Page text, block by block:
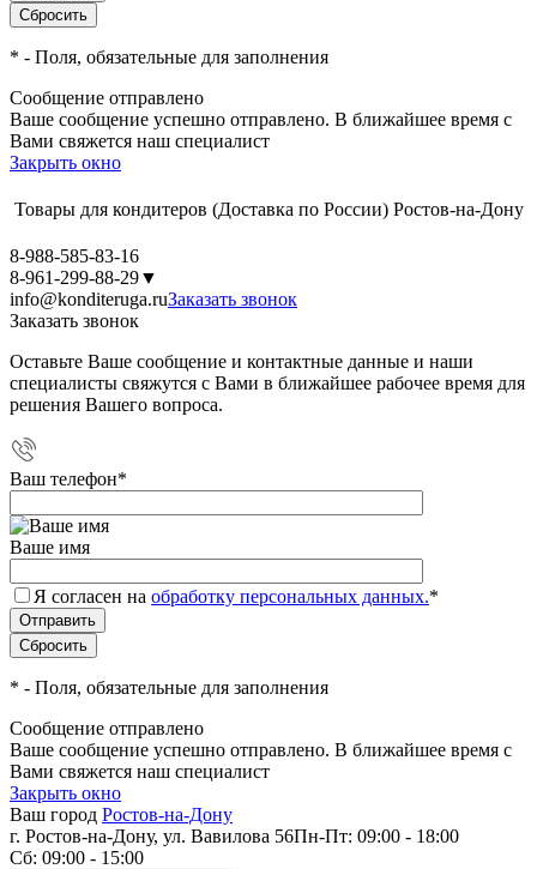
* - Поля, обязательные для заполнения
Сообщение отправлено
Ваше сообщение успешно отправлено. В ближайшее время с
Вами свяжется наш специалист
Закрыть окно
Товары для кондитеров (Доставка по России) Ростов-на-Дону
8-988-585-83-16
8-961-299-88-29▼
info@konditeruga.ruЗаказать звонок
Заказать звонок
Оставьте Ваше сообщение и контактные данные и наши
специалисты свяжутся с Вами в ближайшее рабочее время для
решения Вашего вопроса.
Ваш телефон*
Ваше имя
Я согласен на обработку персональных данных.*
* - Поля, обязательные для заполнения
Сообщение отправлено
Ваше сообщение успешно отправлено. В ближайшее время с
Вами свяжется наш специалист
Закрыть окно
Ваш город Ростов-на-Дону
г. Ростов-на-Дону, ул. Вавилова 56Пн-Пт: 09:00 - 18:00
Сб: 09:00 - 15:00